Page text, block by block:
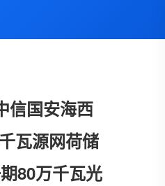
信国安海西
瓦源网荷储
80万千瓦光